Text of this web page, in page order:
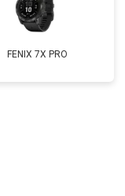
FENIX 7X PRO